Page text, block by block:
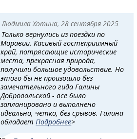
Людмила Хотина, 28 сентября 2025
Только вернулись из поездки по
Моравии. Касивый гостеприимный
край, потрясающие исторические
места, прекрасная природа,
получили большое удовольствие. Но
этого бы не произошло без
замечательного гида Галины
Добровольской - все было
запланировано и выполнено
идеально, чётко, без срывов. Галина
обладаетПодробнее>